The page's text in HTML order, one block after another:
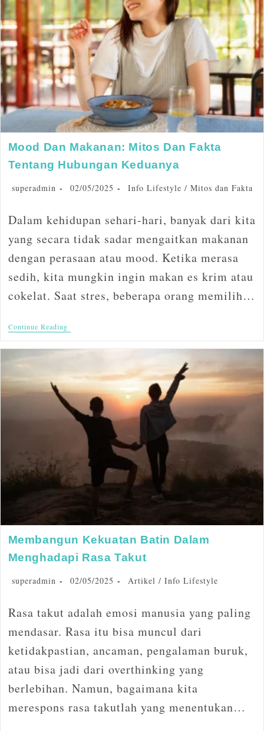
Mood Dan Makanan: Mitos Dan Fakta
Tentang Hubungan Keduanya
superadmin 02/05/2025 Info Lifestyle / Mitos dan Fakta
Dalam kehidupan sehari-hari, banyak dari kita
yang secara tidak sadar mengaitkan makanan
dengan perasaan atau mood. Ketika merasa
sedih, kita mungkin ingin makan es krim atau
cokelat. Saat stres, beberapa orang memilih…
Continue Reading
Membangun Kekuatan Batin Dalam
Menghadapi Rasa Takut
superadmin 02/05/2025 Artikel / Info Lifestyle
Rasa takut adalah emosi manusia yang paling
mendasar. Rasa itu bisa muncul dari
ketidakpastian, ancaman, pengalaman buruk,
atau bisa jadi dari overthinking yang
berlebihan. Namun, bagaimana kita
merespons rasa takutlah yang menentukan…